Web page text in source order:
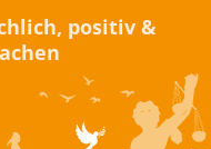
positiv &